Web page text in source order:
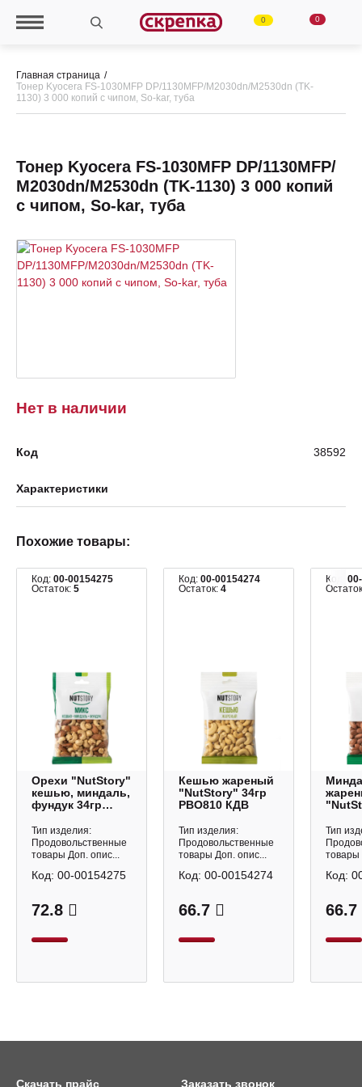
0 0
Главная страница
Тонер Kyocera FS-1030MFP DP/1130MFP/М2030dn/М2530dn (TK-
1130) 3 000 копий с чипом, So-kar, туба
Нет в наличии
Тонер Kyocera FS-1030MFP DP/1130MFP/
М2030dn/М2530dn (TK-1130) 3 000 копий
с чипом, So-kar, туба
Код 38592
Характеристики
Похожие товары:
Код: 00-00154275
Остаток: 5
Орехи "NutStory"
кешью, миндаль,
фундук 34гр
Тип изделия:
Продовольственные
товары Доп. опис...
72.8
Код: 00-00154275
Код: 00-00154274
Остаток: 4
Кешью жареный
"NutStory" 34гр
РВО810 КДВ
Тип изделия:
Продовольственные
товары Доп. опис...
66.7
Код: 00-00154274
Код:
Тип
товары
66.7
Код:
Заказать звонок
Скачать прайс